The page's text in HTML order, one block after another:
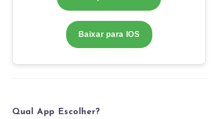
Baixar para IOS
Qual App Escolher?